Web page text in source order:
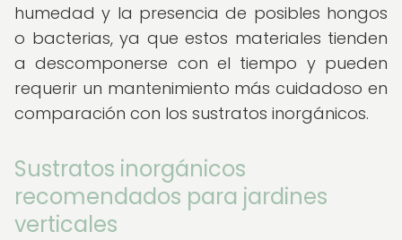
humedad y la presencia de posibles hongos
o bacterias, ya que estos materiales tienden
a descomponerse con el tiempo y pueden
requerir un mantenimiento más cuidadoso en
comparación con los sustratos inorgánicos.
Sustratos inorgánicos
recomendados para jardines
verticales